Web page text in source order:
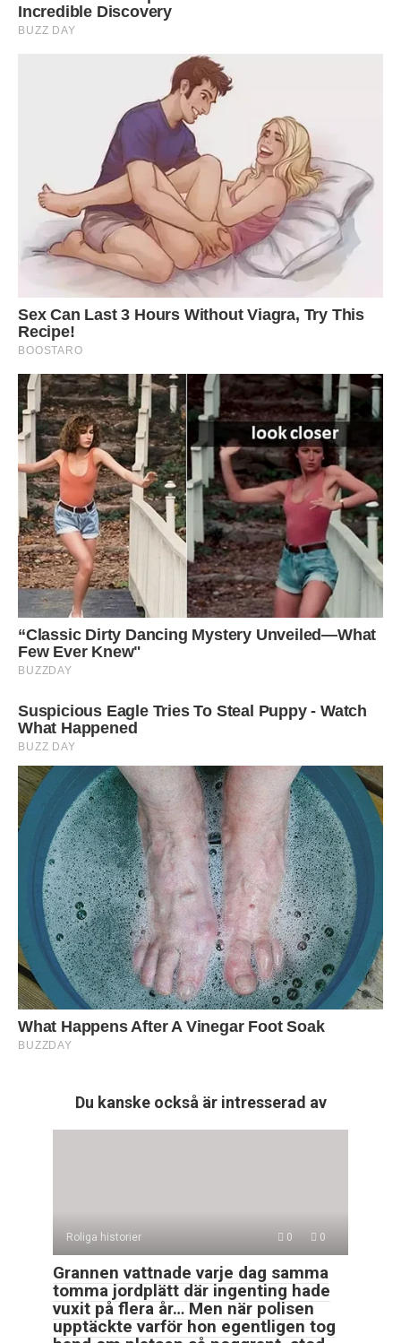
Du kanske också är intresserad av
Roliga historier 0 0
Grannen vattnade varje dag samma
tomma jordplätt där ingenting hade
vuxit på flera år… Men när polisen
upptäckte varför hon egentligen tog